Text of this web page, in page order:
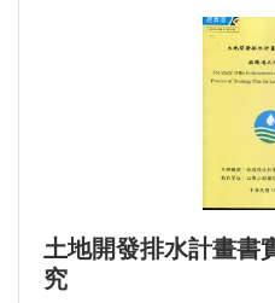
土地開發排水計畫書
究